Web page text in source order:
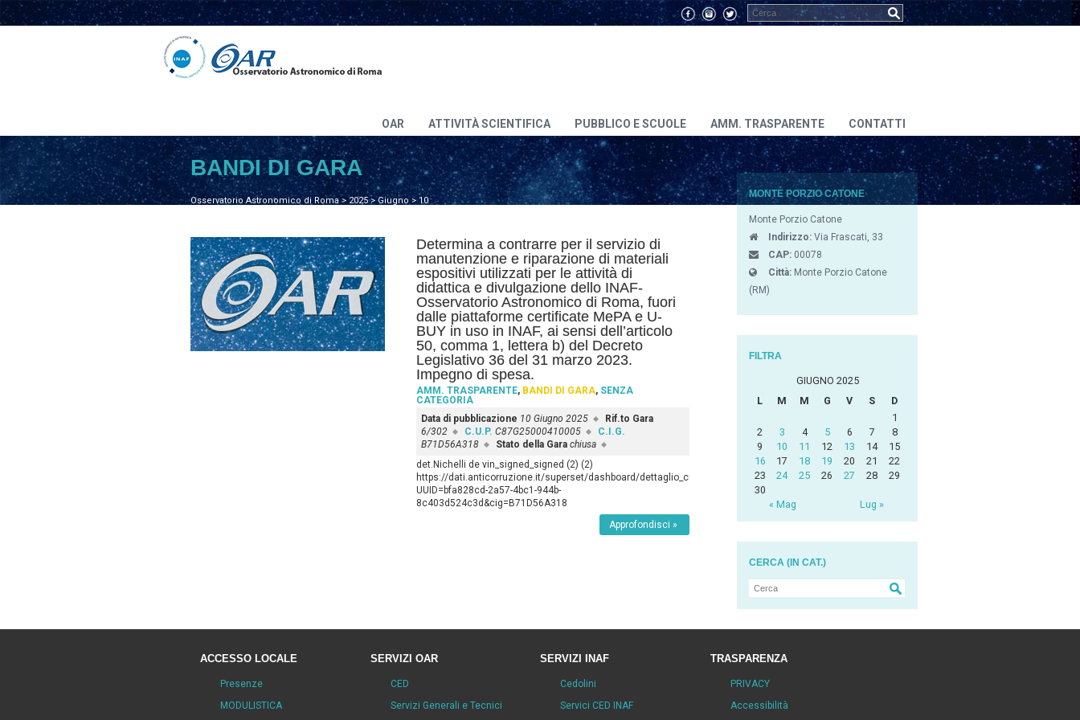
OAR ATTIVITÀ SCIENTIFICA PUBBLICO E SCUOLE AMM. TRASPARENTE CONTATTI
Osservatorio Astronomico di Roma> 2025>Giugno>10
BANDI DI GARA
Determina a contrarre per il servizio di
manutenzione e riparazione di materiali
espositivi utilizzati per le attività di
didattica e divulgazione dello INAF-
Osservatorio Astronomico di Roma, fuori
dalle piattaforme certificate MePA e U-
BUY in uso in INAF, ai sensi dell’articolo
50, comma 1, lettera b) del Decreto
Legislativo 36 del 31 marzo 2023.
Impegno di spesa.
AMM. TRASPARENTE, BANDI DI GARA, SENZA
CATEGORIA
Data di pubblicazione 10 Giugno 2025
Rif.to Gara
6/302
C.U.P. C87G25000410005
C.I.G.
B71D56A318
Stato della Gara chiusa
det.Nichelli de vin_signed_signed (2) (2)
https://dati.anticorruzione.it/superset/dashboard/dettaglio_cig/?
UUID=bfa828cd-2a57-4bc1-944b-
8c403d524c3d&cig=B71D56A318
Approfondisci »
MONTE PORZIO CATONE
Monte Porzio Catone
Indirizzo: Via Frascati, 33
CAP: 00078
Città: Monte Porzio Catone
(RM)
FILTRA
GIUGNO 2025
L
M M G V S D
« Mag Lug »
1
2
3 4 5 6 7
8
9
10 11 12 13 14
15
16
17 18 19 20 21
22
23
24 25 26 27 28
29
30
CERCA (IN CAT.)
ACCESSO LOCALE
Presenze
MODULISTICA
SERVIZI OAR
CED
Servizi Generali e Tecnici
SERVIZI INAF
Cedolini
Servici CED INAF
TRASPARENZA
PRIVACY
Accessibilità